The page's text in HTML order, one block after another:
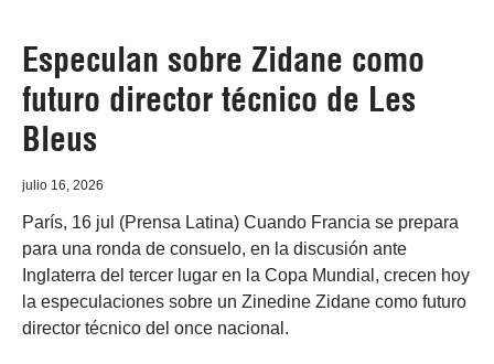
Especulan sobre Zidane como
futuro director técnico de Les
Bleus
julio 16, 2026
París, 16 jul (Prensa Latina) Cuando Francia se prepara
para una ronda de consuelo, en la discusión ante
Inglaterra del tercer lugar en la Copa Mundial, crecen hoy
la especulaciones sobre un Zinedine Zidane como futuro
director técnico del once nacional.